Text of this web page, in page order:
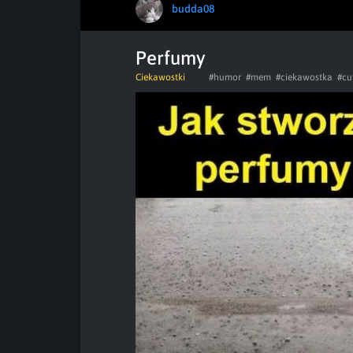
budda08
Perfumy
Ciekawostki #humor #mem #ciekawostka